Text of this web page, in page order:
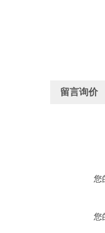
留言询价
您
您